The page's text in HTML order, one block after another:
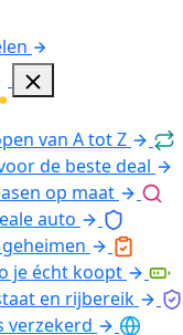
van A tot Z
de beste deal
op maat
auto
je écht koopt
en rijbereik
verzekerd